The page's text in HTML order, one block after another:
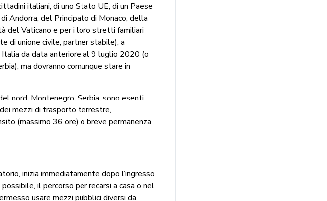
italiani, di uno Stato UE, di un Paese
Andorra, del Principato di Monaco, della
del Vaticano e per i loro stretti familiari
di unione civile, partner stabile), a
Italia da data anteriore al 9 luglio 2020 (o
ma dovranno comunque stare in
nord, Montenegro, Serbia, sono esenti
mezzi di trasporto terrestre,
(massimo 36 ore) o breve permanenza
inizia immediatamente dopo l’ingresso
il percorso per recarsi a casa o nel
usare mezzi pubblici diversi da